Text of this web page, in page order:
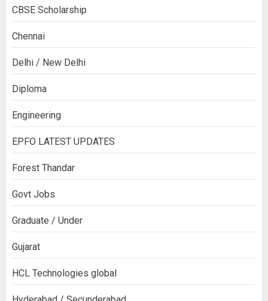
CBSE Scholarship
Chennai
Delhi / New Delhi
Diploma
Engineering
EPFO LATEST UPDATES
Forest Thandar
Govt Jobs
Graduate / Under
Gujarat
HCL Technologies global